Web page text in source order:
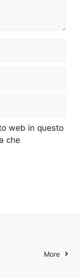
web in questo
che
More